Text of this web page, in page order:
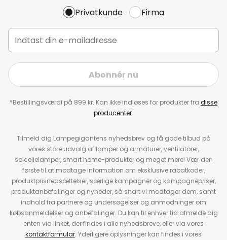
Privatkunde Firma
Abonnér nu
*Bestillingsværdi på 899 kr. Kan ikke indløses for produkter fra disse
producenter.
Tilmeld dig Lampegigantens nyhedsbrev og få gode tilbud på
vores store udvalg af lamper og armaturer, ventilatorer,
solcellelamper, smart home-produkter og meget mere! Vær den
første til at modtage information om eksklusive rabatkoder,
produktprisnedsættelser, særlige kampagner og kampagnepriser,
produktanbefalinger og nyheder, så snart vi modtager dem, samt
indhold fra partnere og undersøgelser og anmodninger om
købsanmeldelser og anbefalinger. Du kan til enhver tid afmelde dig
enten via linket, der findes i alle nyhedsbreve, eller via vores
kontaktformular. Yderligere oplysninger kan findes i vores